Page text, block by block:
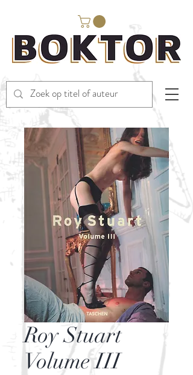
Roy Stuart
Volume III